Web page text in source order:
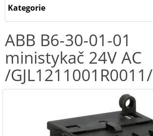
Kategorie
ABB B6-30-01-01
ministykač 24V AC
/GJL1211001R0011/